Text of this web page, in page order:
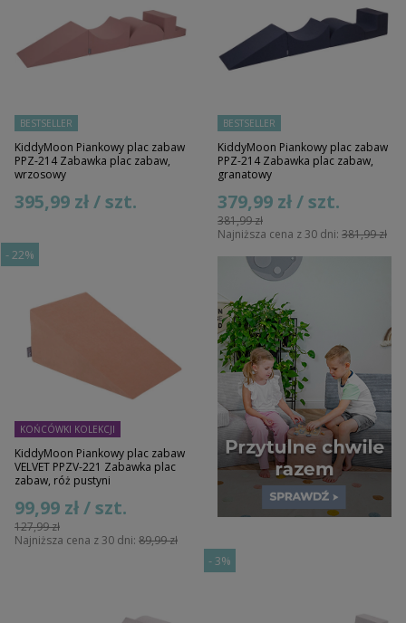
BESTSELLER
KiddyMoon Piankowy plac zabaw
PPZ-214 Zabawka plac zabaw,
wrzosowy
395,99 zł / szt.
BESTSELLER
KiddyMoon Piankowy plac zabaw
PPZ-214 Zabawka plac zabaw,
granatowy
381,99 zł
379,99 zł / szt.
Najniższa cena z 30 dni: 381,99 zł
-22%
KOŃCÓWKI KOLEKCJI
KiddyMoon Piankowy plac zabaw
VELVET PPZV-221 Zabawka plac
zabaw, róż pustyni
127,99 zł
99,99 zł / szt.
Najniższa cena z 30 dni: 89,99 zł
- 3%